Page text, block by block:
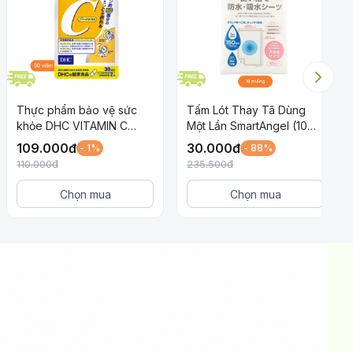
Thực phẩm bảo vệ sức
khỏe DHC VITAMIN C
HARD CAPSULE (30 ngày)
109.000đ - 1%
110.000đ
Chọn mua
Tấm Lót Thay Tã Dùng
Một Lần SmartAngel (10
miếng)
30.000đ - 88%
235.500đ
Chọn mua